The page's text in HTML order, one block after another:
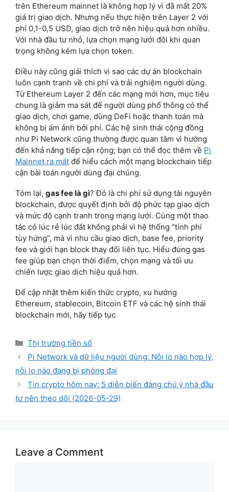
trên Ethereum mainnet là không hợp lý vì đã mất 20%
giá trị giao dịch. Nhưng nếu thực hiện trên Layer 2 với
phí 0,1-0,5 USD, giao dịch trở nên hiệu quả hơn nhiều.
Với nhà đầu tư nhỏ, lựa chọn mạng lưới đôi khi quan
trọng không kém lựa chọn token.
Điều này cũng giải thích vì sao các dự án blockchain
luôn cạnh tranh về chi phí và trải nghiệm người dùng.
Từ Ethereum Layer 2 đến các mạng mới hơn, mục tiêu
chung là giảm ma sát để người dùng phổ thông có thể
giao dịch, chơi game, dùng DeFi hoặc thanh toán mà
không bị ám ảnh bởi phí. Các hệ sinh thái cộng đồng
như Pi Network cũng thường được quan tâm vì hướng
đến khả năng tiếp cận rộng; bạn có thể đọc thêm về Pi
Mainnet ra mắt để hiểu cách một mạng blockchain tiếp
cận bài toán người dùng đại chúng.
Tóm lại, gas fee là gì? Đó là chi phí sử dụng tài nguyên
blockchain, được quyết định bởi độ phức tạp giao dịch
và mức độ cạnh tranh trong mạng lưới. Cùng một thao
tác có lúc rẻ lúc đắt không phải vì hệ thống “tính phí
tùy hứng”, mà vì nhu cầu giao dịch, base fee, priority
fee và giới hạn block thay đổi liên tục. Hiểu đúng gas
fee giúp bạn chọn thời điểm, chọn mạng và tối ưu
chiến lược giao dịch hiệu quả hơn.
Để cập nhật thêm kiến thức crypto, xu hướng
Ethereum, stablecoin, Bitcoin ETF và các hệ sinh thái
blockchain mới, hãy tiếp tục
Categories
Thị trường tiền số
Pi Network và dữ liệu người dùng: Nỗi lo nào hợp lý,
nỗi lo nào đang bị phóng đại
Tin crypto hôm nay: 5 diễn biến đáng chú ý nhà đầu
tư nên theo dõi (2026-05-29)
Leave a Comment